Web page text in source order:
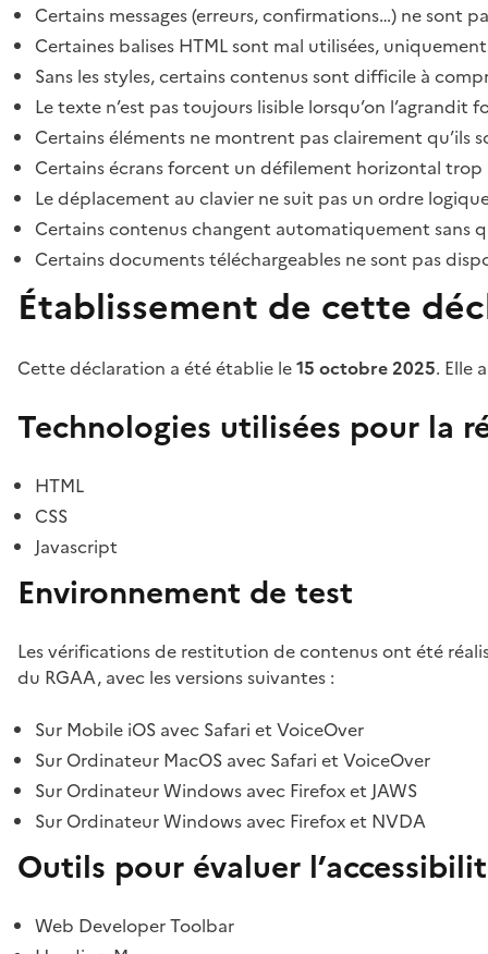
Certains messages (erreurs, confirmations…) ne sont
Certaines balises HTML sont mal utilisées,
Sans les styles, certains contenus sont difficile à
Le texte n’est pas toujours lisible lorsqu’on l’agrandit
Certains éléments ne montrent pas clairement qu’ils
Certains écrans forcent un défilement horizontal
Le déplacement au clavier ne suit pas un ordre
Certains contenus changent automatiquement sans
Certains documents téléchargeables ne sont pas
Établissement de cette
Cette déclaration a été établie le15 octobre 2025. Elle
Technologies utilisées pour la
HTML
CSS
Javascript
Environnement de test
Les vérifications de restitution de contenus ont été
du RGAA, avec les versions suivantes :
Sur Mobile iOS avec Safari et VoiceOver
Sur Ordinateur MacOS avec Safari et VoiceOver
Sur Ordinateur Windows avec Firefox et JAWS
Sur Ordinateur Windows avec Firefox et NVDA
Outils pour évaluer
Web Developer Toolbar